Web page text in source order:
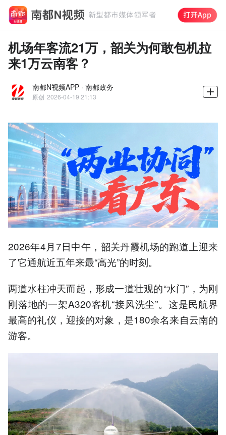
机场年客流21万，韶关为何敢包机拉
来1万云南客？
南都N视频APP · 南都政务
原创 2026-04-19 21:13
2026年4月7日中午，韶关丹霞机场的跑道上迎来
了它通航近五年来最“高光”的时刻。
两道水柱冲天而起，形成一道壮观的“水门”，为刚
刚落地的一架A320客机“接风洗尘”。这是民航界
最高的礼仪，迎接的对象，是180余名来自云南的
游客。